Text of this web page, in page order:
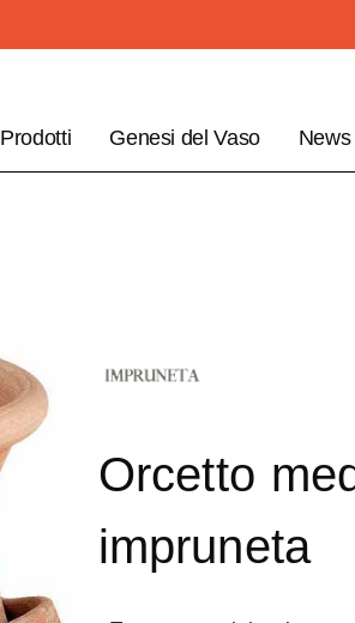
Prodotti Genesi del Vaso News
Orcetto
impruneta